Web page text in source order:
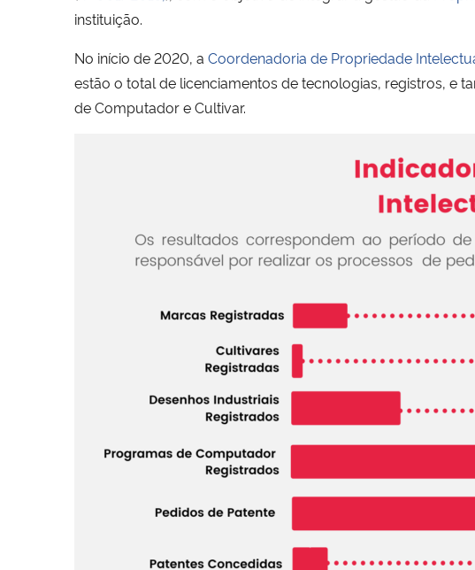
instituição.
No início de 2020, a Coordenadoria de Propriedade
estão o total de licenciamentos de tecnologias, registros, e
de Computador e Cultivar.